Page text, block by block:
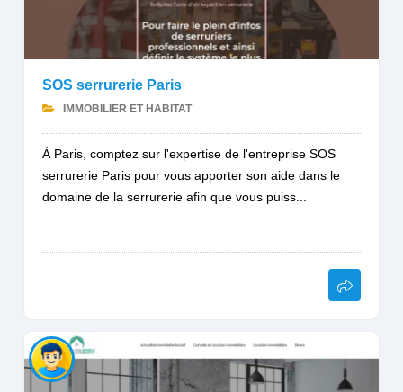
SOS serrurerie Paris
IMMOBILIER ET HABITAT
À Paris, comptez sur l'expertise de l'entreprise SOS
serrurerie Paris pour vous apporter son aide dans le
domaine de la serrurerie afin que vous puiss...